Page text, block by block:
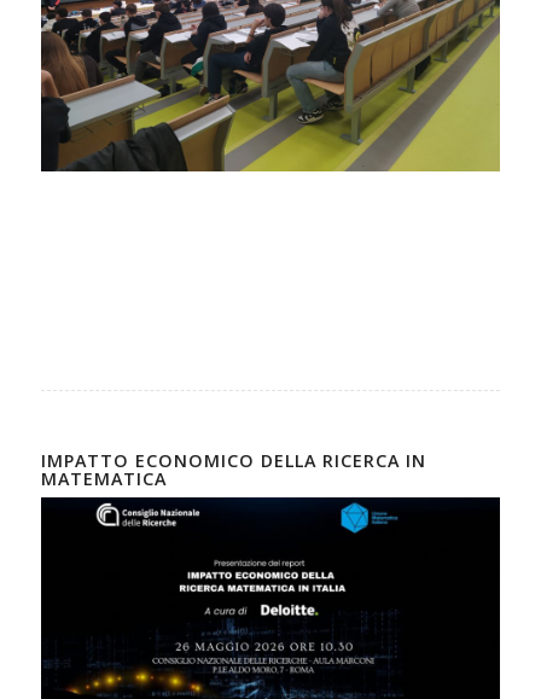
IMPATTO ECONOMICO DELLA RICERCA IN
MATEMATICA